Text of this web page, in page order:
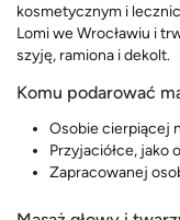
kosmetycznym i
Lomi we Wrocławiu i
szyję, ramiona i dekolt.
Komu podarować
Osobie cierpiącej
Przyjaciółce, jako
Zapracowanej